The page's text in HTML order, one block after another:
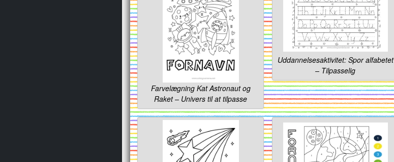
Farvelægning Kat Astronaut og
Raket – Univers til at tilpasse
Uddannelsesaktivitet: Spor alfabetet
– Tilpasselig